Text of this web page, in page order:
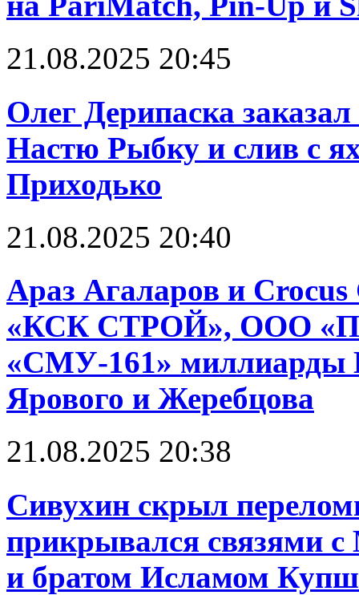
21.08.2025 20:45
Олег Дерипаска
Настю Рыбку и слив с
Приходько
21.08.2025 20:40
Араз Агаларов и
«КСК СТРОЙ», ООО
«СМУ-161» миллиарды
Ярового и Жеребцова
21.08.2025 20:38
Сивухин скрыл
прикрывался связями
и братом Исламом